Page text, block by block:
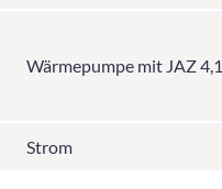
Wärmepumpe mit JAZ 4,1
Strom